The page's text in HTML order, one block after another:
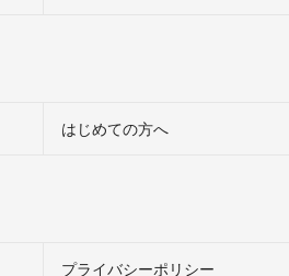
はじめての方へ
プライバシーポリシー